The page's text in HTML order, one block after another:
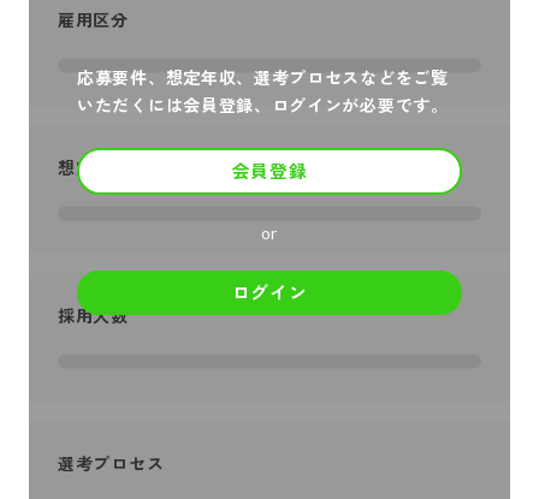
応募要件、想定年収、選考プロセスなどをご覧
いただくには会員登録、ログインが必要です。
会員登録
or
ログイン
雇用区分
想定年収
採用人数
選考プロセス